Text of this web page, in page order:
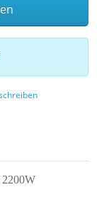
2200W